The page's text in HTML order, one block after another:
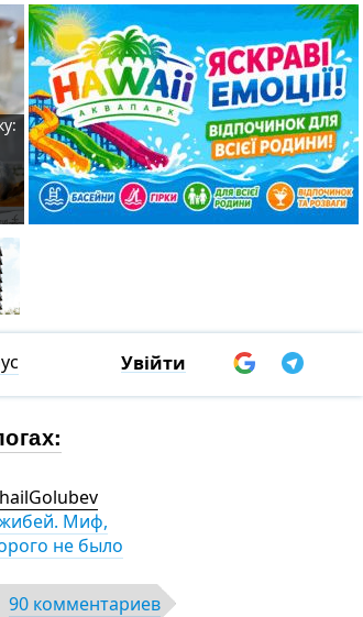
Увійти
Миф,
не было
90 комментариев